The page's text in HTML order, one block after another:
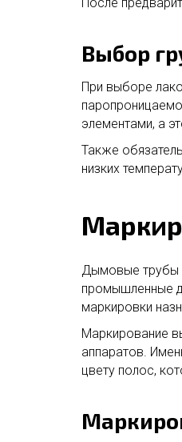
Выбор
При выборе
элементами, а
Также
низких
Дымовые трубы
промышленные
маркировки
Маркирование
аппаратов.
цвету полос,